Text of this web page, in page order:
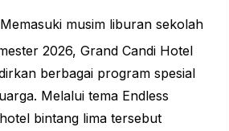
Memasuki musim liburan sekolah
2026, Grand Candi Hotel
berbagai program spesial
Melalui tema Endless
bintang lima tersebut